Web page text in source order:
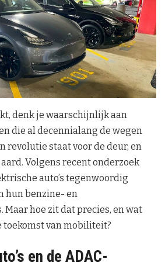
denk je waarschijnlijk aan
die al decennialang de wegen
revolutie staat voor de deur, en
Volgens recent onderzoek
auto’s tegenwoordig
hun benzine- en
hoe zit dat precies, en wat
toekomst van mobiliteit?
en de ADAC-